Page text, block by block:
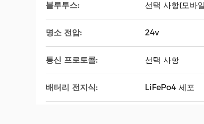
블루투스: 선택 사항(모바
명소 전압: 24v
통신 프로토콜: 선택 사항
배터리 전지식: LiFePo4 세포